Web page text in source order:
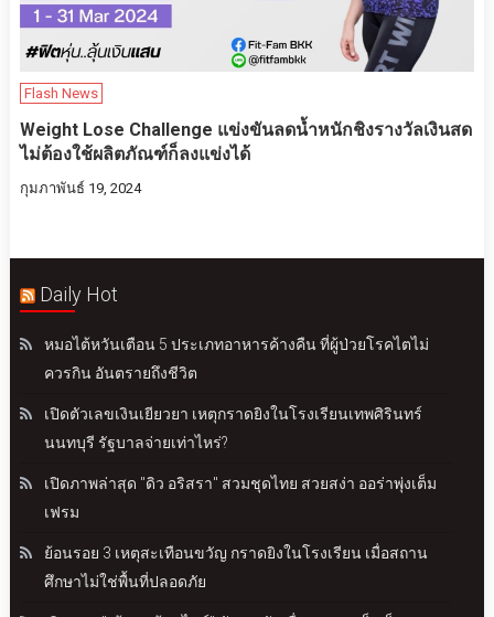
Flash News
Weight Lose Challenge แข่งขันลดน้ำหนักชิงรางวัลเงินสด
ไม่ต้องใช้ผลิตภัณฑ์ก็ลงแข่งได้
กุมภาพันธ์ 19, 2024
Daily Hot
หมอไต้หวันเตือน 5 ประเภทอาหารค้างคืน ที่ผู้ป่วยโรคไตไม่
ควรกิน อันตรายถึงชีวิต
เปิดตัวเลขเงินเยียวยา เหตุกราดยิงในโรงเรียนเทพศิรินทร์
นนทบุรี รัฐบาลจ่ายเท่าไหร่?
เปิดภาพล่าสุด "ดิว อริสรา" สวมชุดไทย สวยสง่า ออร่าพุ่งเต็ม
เฟรม
ย้อนรอย 3 เหตุสะเทือนขวัญ กราดยิงในโรงเรียน เมื่อสถาน
ศึกษาไม่ใช่พื้นที่ปลอดภัย